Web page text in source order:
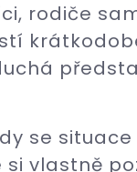
rodiče
se
vlastně